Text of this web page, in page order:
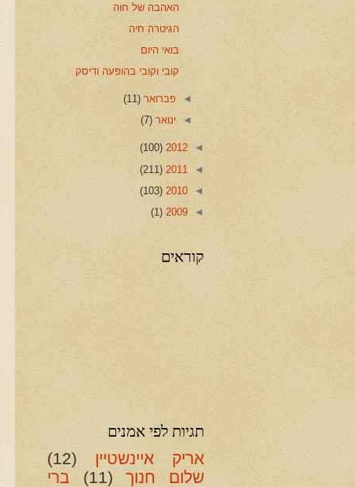
האהבה של חוה
הגיטרה חיה
בואי היום
קובי וקובי בהופעה ודיסק
◄פברואר(11)
◄ינואר(7)
◄
2012
(100)
◄
2011
(211)
◄
2010
(103)
◄
2009
(1)
קוראים
תגיות לפי אמנים
אריק איינשטיין
(12)
שלום חנוך
(11)
ברי